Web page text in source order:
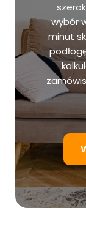
wybór
minut